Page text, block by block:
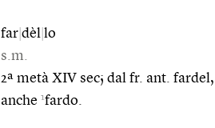
far dèl lo
s.m.
2ª metà XIV sec; dal fr. ant.
anche 1fardo.